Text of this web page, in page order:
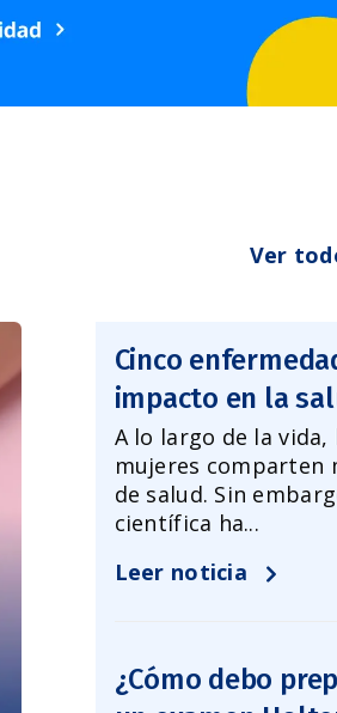
Ver
Cinco
impacto en la
A lo largo de la
mujeres comparten
de salud. Sin
científica ha...
Leer noticia
¿Cómo debo